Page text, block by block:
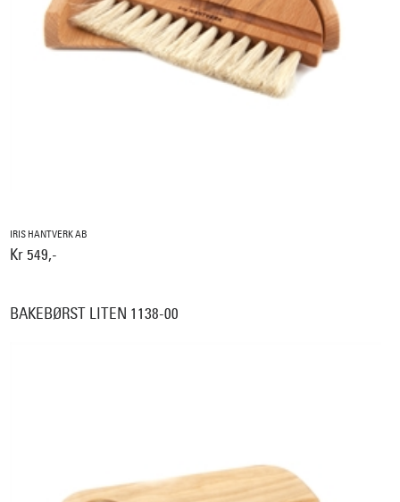
IRIS HANTVERK AB
Kr 549,-
BAKEBØRST LITEN 1138-00